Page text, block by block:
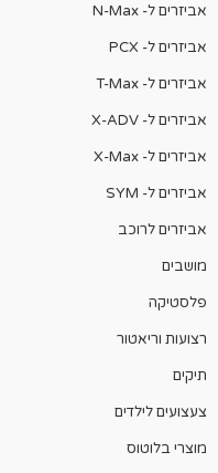
אביזרים ל- N-Max
אביזרים ל- PCX
אביזרים ל- T-Max
אביזרים ל- X-ADV
אביזרים ל- X-Max
אביזרים ל- SYM
אביזרים לרוכב
מושבים
פלסטיקה
רצועות וריאטור
תיקים
צעצועים לילדים
מוצרי בלוטוס